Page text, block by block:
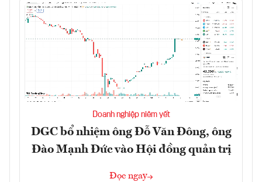
Doanh nghiệp niêm yết
DGC bổ nhiệm ông Đỗ Văn Đông, ông
Đào Mạnh Đức vào Hội đồng quản trị
Đọc ngay